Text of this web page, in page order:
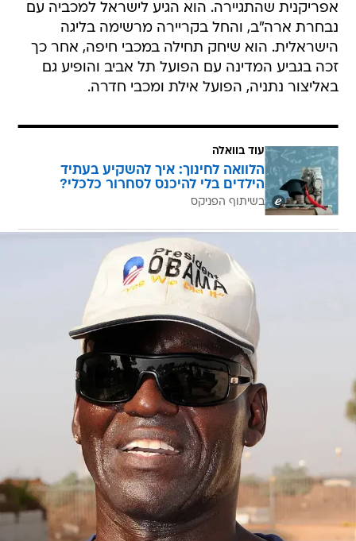
אפריקנית שהתגיירה. הוא הגיע לישראל למכביה עם
נבחרת ארה"ב, והחל בקריירה מרשימה בליגה
הישראלית. הוא שיחק תחילה במכבי חיפה, אחר כך
זכה בגביע המדינה עם הפועל תל אביב והופיע גם
באליצור נתניה, הפועל אילת ומכבי חדרה.
עוד בוואלה
הלוואה לחינוך: איך להשקיע בעתיד
הילדים בלי להיכנס לסחרור כלכלי?
בשיתוף הפניקס